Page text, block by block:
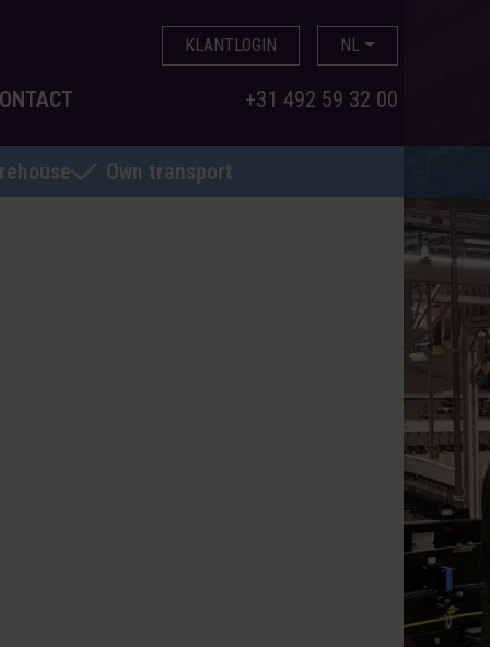
KLANTLOGIN NL
+31 492 59 32 00
Own transport